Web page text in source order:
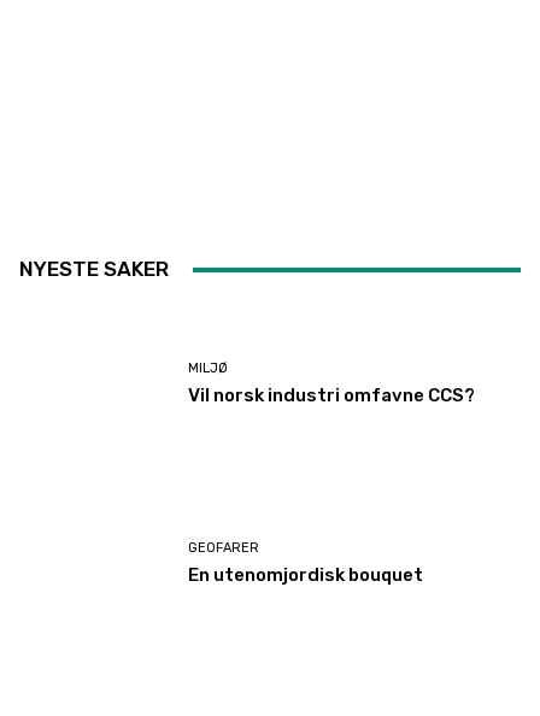
NYESTE SAKER
MILJØ
Vil norsk industri omfavne CCS?
GEOFARER
En utenomjordisk bouquet